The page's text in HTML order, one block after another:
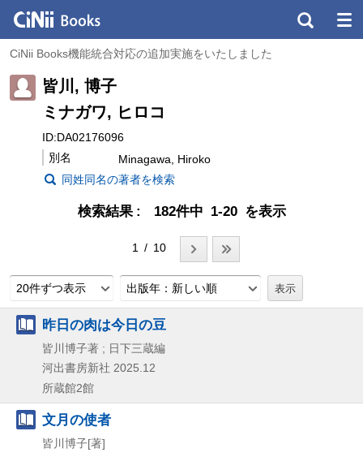
CiNii Books機能統合対応の追加実施をいたしました
皆川, 博子
ミナガワ, ヒロコ
ID:DA02176096
別名
Minagawa, Hiroko
同姓同名の著者を検索
検索結果 182件中 1-20 を表示
1 / 10
20件ずつ表示 出版年：新しい順
昨日の肉は今日の豆
皆川博子著 ; 日下三蔵編
河出書房新社 2025.12
所蔵館2館
文月の使者
皆川博子[著]